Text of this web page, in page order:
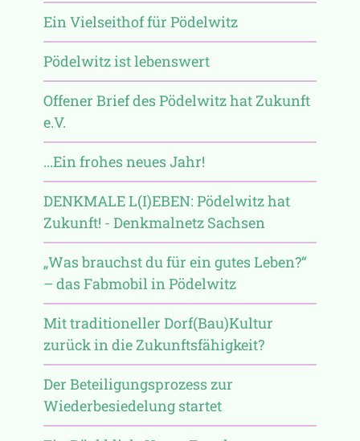
Ein Vielseithof für Pödelwitz
Pödelwitz ist lebenswert
Offener Brief des Pödelwitz hat Zukunft
e.V.
...Ein frohes neues Jahr!
DENKMALE L(I)EBEN: Pödelwitz hat
Zukunft! - Denkmalnetz Sachsen
„Was brauchst du für ein gutes Leben?“
– das Fabmobil in Pödelwitz
Mit traditioneller Dorf(Bau)Kultur
zurück in die Zukunftsfähigkeit?
Der Beteiligungsprozess zur
Wiederbesiedelung startet